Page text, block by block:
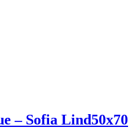
– Sofia Lind50x70